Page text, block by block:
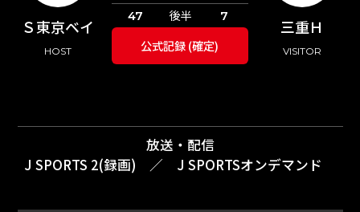
Ｓ東京ベイ
HOST
三重Ｈ
VISITOR
47
後半 7
公式記録 (確定)
放送・配信
J SPORTS 2(録画)
／ J SPORTSオンデマンド